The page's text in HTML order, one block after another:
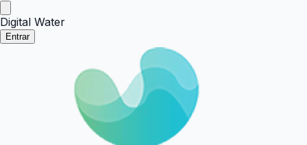
Digital Water
Entrar